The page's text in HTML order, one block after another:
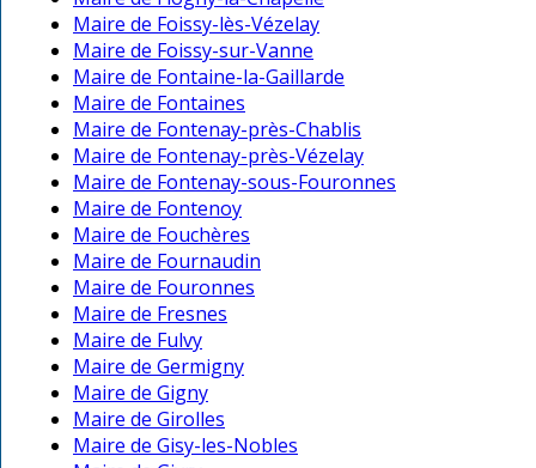
Maire de Foissy-lès-Vézelay
Maire de Foissy-sur-Vanne
Maire de Fontaine-la-Gaillarde
Maire de Fontaines
Maire de Fontenay-près-Chablis
Maire de Fontenay-près-Vézelay
Maire de Fontenay-sous-Fouronnes
Maire de Fontenoy
Maire de Fouchères
Maire de Fournaudin
Maire de Fouronnes
Maire de Fresnes
Maire de Fulvy
Maire de Germigny
Maire de Gigny
Maire de Girolles
Maire de Gisy-les-Nobles